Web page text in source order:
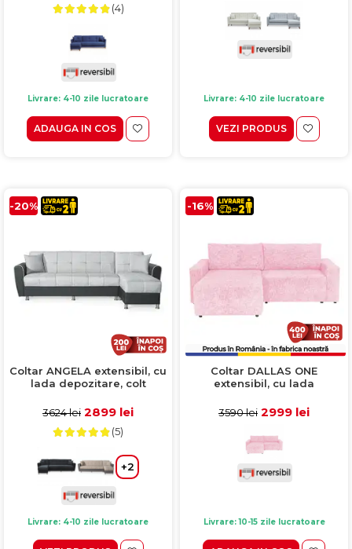
(4)
Livrare: 4-10 zile lucratoare
ADAUGA IN COS
Livrare: 4-10 zile lucratoare
VEZI PRODUS
-20%
Coltar ANGELA extensibil, cu
lada depozitare, colt
283x165x83 cm
3624 lei 2899 lei
(5)
+2
Livrare: 4-10 zile lucratoare
-16%
Coltar DALLAS ONE
extensibil, cu lada
interschimbabil, roz,
3590 lei 2999 lei
Livrare: 10-15 zile lucratoare